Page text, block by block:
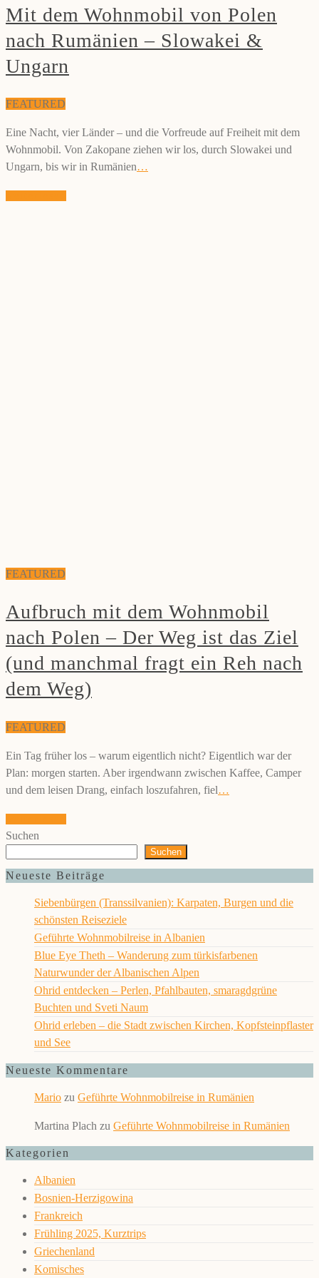
Mit dem Wohnmobil von Polen
nach Rumänien – Slowakei &
Ungarn
FEATURED
Eine Nacht, vier Länder – und die Vorfreude auf Freiheit mit dem
Wohnmobil. Von Zakopane ziehen wir los, durch Slowakei und
Ungarn, bis wir in Rumänien…
FEATURED
Aufbruch mit dem Wohnmobil
nach Polen – Der Weg ist das Ziel
(und manchmal fragt ein Reh nach
dem Weg)
FEATURED
Ein Tag früher los – warum eigentlich nicht? Eigentlich war der
Plan: morgen starten. Aber irgendwann zwischen Kaffee, Camper
und dem leisen Drang, einfach loszufahren, fiel…
Suchen
Suchen
Neueste Beiträge
Siebenbürgen (Transsilvanien): Karpaten, Burgen und die
schönsten Reiseziele
Geführte Wohnmobilreise in Albanien
Blue Eye Theth – Wanderung zum türkisfarbenen
Naturwunder der Albanischen Alpen
Ohrid entdecken – Perlen, Pfahlbauten, smaragdgrüne
Buchten und Sveti Naum
Ohrid erleben – die Stadt zwischen Kirchen, Kopfsteinpflaster
und See
Neueste Kommentare
Mario zu Geführte Wohnmobilreise in Rumänien
Martina Plach zu Geführte Wohnmobilreise in Rumänien
Kategorien
Albanien
Bosnien-Herzigowina
Frankreich
Frühling 2025, Kurztrips
Griechenland
Komisches